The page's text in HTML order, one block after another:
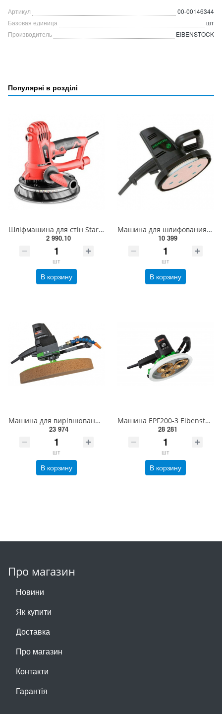
Артикул
00-00146344
Базовая единица
шт
Производитель
EIBENSTOCK
Популярні в розділі
Шліфмашина для стін Stark DWS-851 150081040
2 990.10
шт
В корзину
Машина для шлифования теплоизоляции Eibenstock EWS 225 (0620D000)
10 399
шт
В корзину
Машина для вирівнювання штукатурки із системою подачі води EPG 400 WP
23 974
шт
В корзину
Машина EPF200-3 Eibenstock для зняття штукатурки, фарби,1500Вт,230B,3000об/хв, 3xØ100, 3х22,2,25.4кг
28 281
шт
В корзину
Про магазин
Новини
Як купити
Доставка
Про магазин
Контакти
Гарантія